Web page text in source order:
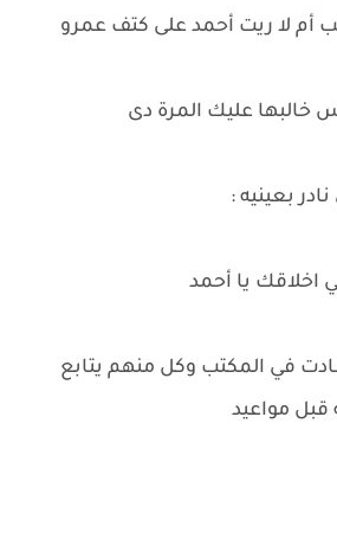
لا ريت أحمد على كتف عمرو
عليك المرة دى
بعينيه :
اخلاقك يا أحمد
في المكتب وكل منهم يتابع
قبل مواعيد